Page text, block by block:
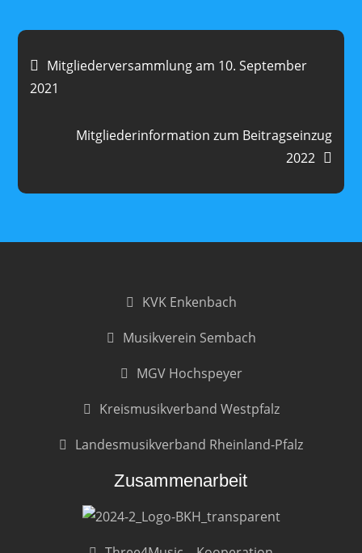
Beitragsnavigation
Mitgliederversammlung am 10. September
2021
Mitgliederinformation zum Beitragseinzug
2022
KVK Enkenbach
Musikverein Sembach
MGV Hochspeyer
Kreismusikverband Westpfalz
Landesmusikverband Rheinland-Pfalz
Zusammenarbeit